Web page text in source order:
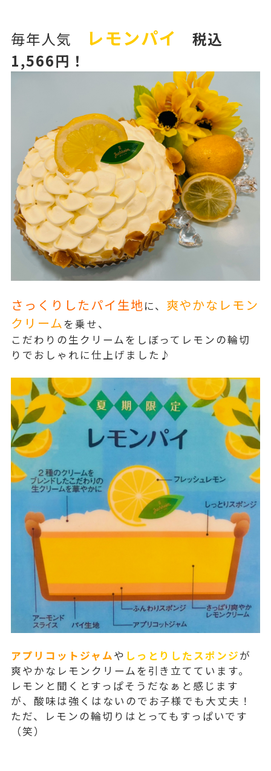
毎年人気 レモンパイ
税込
1,566円！
さっくりしたパイ生地に、 爽やかなレモン
クリームを乗せ、
こだわりの生クリームをしぼってレモンの輪切
りでおしゃれに仕上げました♪
アプリコットジャムや しっとりしたスポンジが
爽やかなレモンクリームを引き立てています。
レモンと聞くとすっぱそうだなぁと感じます
が、酸味は強くはないのでお子様でも大丈夫！
ただ、レモンの輪切りはとってもすっぱいです
（笑）